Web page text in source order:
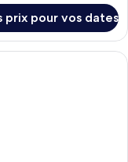
prix pour vos dates
dans le mini-bar,